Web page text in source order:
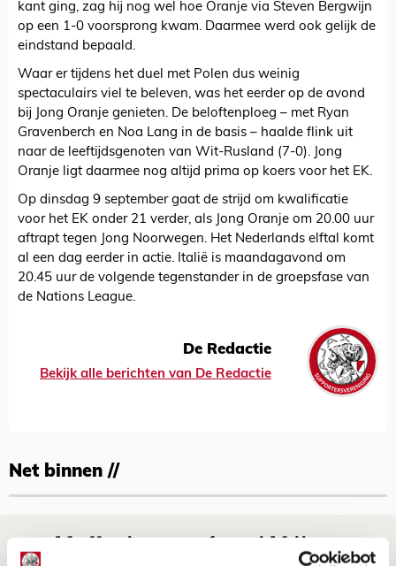
kant ging, zag hij nog wel hoe Oranje via Steven Bergwijn
op een 1-0 voorsprong kwam. Daarmee werd ook gelijk de
eindstand bepaald.
Waar er tijdens het duel met Polen dus weinig
spectaculairs viel te beleven, was het eerder op de avond
bij Jong Oranje genieten. De beloftenploeg – met Ryan
Gravenberch en Noa Lang in de basis – haalde flink uit
naar de leeftijdsgenoten van Wit-Rusland (7-0). Jong
Oranje ligt daarmee nog altijd prima op koers voor het EK.
Op dinsdag 9 september gaat de strijd om kwalificatie
voor het EK onder 21 verder, als Jong Oranje om 20.00 uur
aftrapt tegen Jong Noorwegen. Het Nederlands elftal komt
al een dag eerder in actie. Italië is maandagavond om
20.45 uur de volgende tegenstander in de groepsfase van
de Nations League.
De Redactie
Bekijk alle berichten van De Redactie
Net binnen //
Word ballenjongen of -meid bij Jong